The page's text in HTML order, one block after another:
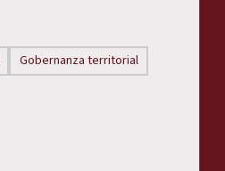
Gobernanza territorial